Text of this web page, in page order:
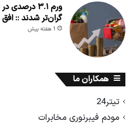
ورم ۳.۱
گران‌تر شدند ::
1 هفته پیش
همکاران ما
تیتر24
مودم فیبرنوری مخابرات